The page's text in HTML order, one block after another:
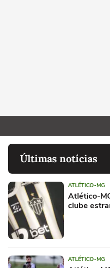
Últimas notícias
ATLÉTICO-MG
Atlético-
clube
ATLÉTICO-MG